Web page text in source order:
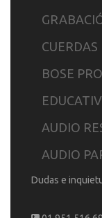
CUERDAS
BOSE
AUDIO
AUDIO
Dudas e